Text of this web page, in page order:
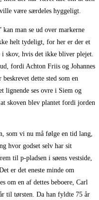
være særdeles hyggeligt.
kan man se ud over markerne
helt tydeligt, for her er der et
i skov, hvis det ikke bliver plejet.
fordi Achton Friis og Johannes
dette sted som en
lignende ses ovre i Siem og
skoven blev plantet fordi jorden
som vi nu må følge en tid lang,
hvor godset selv har sit
til p-pladsen i søens vestside,
er det eneste minde om
om en af dettes beboere, Carl
til tørsten. Da han fyldte 75 år